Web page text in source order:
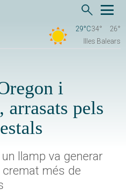
29°C34°
26°
Illes Balears
i
arrasats pels
llamp va generar
cremat més de